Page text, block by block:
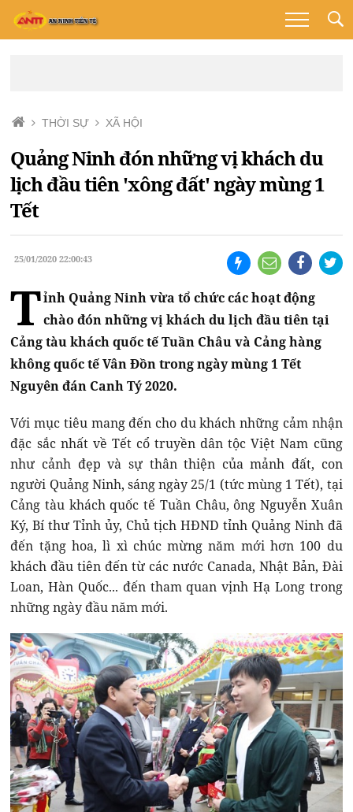
THỜI SỰ XÃ HỘI
Quảng Ninh đón những vị khách du
lịch đầu tiên 'xông đất' ngày mùng 1
Tết
25/01/2020 22:00:43
Tỉnh Quảng Ninh vừa tổ chức các hoạt động
chào đón những vị khách du lịch đầu tiên tại
Cảng tàu khách quốc tế Tuần Châu và Cảng hàng
không quốc tế Vân Đồn trong ngày mùng 1 Tết
Nguyên đán Canh Tý 2020.
Với mục tiêu mang đến cho du khách những cảm nhận
đặc sắc nhất về Tết cổ truyền dân tộc Việt Nam cũng
như cảnh đẹp và sự thân thiện của mảnh đất, con
người Quảng Ninh, sáng ngày 25/1 (tức mùng 1 Tết), tại
Cảng tàu khách quốc tế Tuần Châu, ông Nguyễn Xuân
Ký, Bí thư Tỉnh ủy, Chủ tịch HĐND tỉnh Quảng Ninh đã
đến tặng hoa, lì xì chúc mừng năm mới hơn 100 du
khách đầu tiên đến từ các nước Canada, Nhật Bản, Đài
Loan, Hàn Quốc... đến tham quan vịnh Hạ Long trong
những ngày đầu năm mới.